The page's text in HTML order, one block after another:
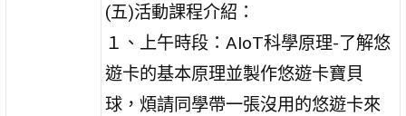
(五)活動課程介紹：
１、上午時段：AIoT科學原理-了解悠
遊卡的基本原理並製作悠遊卡寶貝
球，煩請同學帶一張沒用的悠遊卡來